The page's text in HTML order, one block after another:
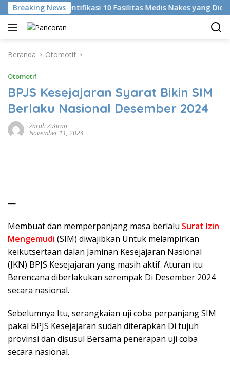
Langsung
ke
konten
Breaking News
KKI Identifikasi 10 Fasilitas Medis Nakes yang Diduga
Beranda Otomotif
Otomotif
BPJS Kesejajaran Syarat Bikin SIM
Berlaku Nasional Desember 2024
Zarah Zuhran
November 11, 2024
—
Membuat dan memperpanjang masa berlalu Surat Izin
Mengemudi (SIM) diwajibkan Untuk melampirkan
keikutsertaan dalan Jaminan Kesejajaran Nasional
(JKN) BPJS Kesejajaran yang masih aktif. Aturan itu
Berencana diberlakukan serempak Di Desember 2024
secara nasional.
Sebelumnya Itu, serangkaian uji coba perpanjang SIM
pakai BPJS Kesejajaran sudah diterapkan Di tujuh
provinsi dan disusul Bersama penerapan uji coba
secara nasional.